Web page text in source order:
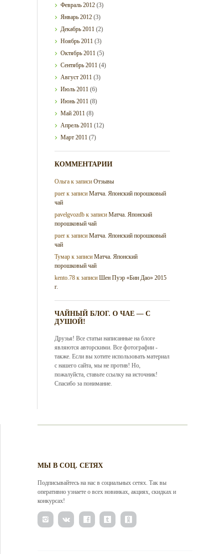
Февраль2012 (3)
Январь2012 (3)
Декабрь2011 (2)
Ноябрь2011 (3)
Октябрь2011 (5)
Сентябрь2011 (4)
Август2011 (3)
Июль2011 (6)
Июнь2011 (8)
Май2011 (8)
Апрель2011 (12)
Март2011 (7)
КОММЕНТАРИИ
Ольга к записиОтзывы
puer к записиМатча. Японский порошковый
чай
pavelgvozdb к записиМатча. Японский
порошковый чай
puer к записиМатча. Японский порошковый
чай
Тумар к записиМатча. Японский
порошковый чай
kento.78 к записиШен Пуэр «Бин Дао» 2015
г.
ЧАЙНЫЙ БЛОГ. О ЧАЕ — С
ДУШОЙ!
Друзья! Все статьи написанные на блоге
являются авторскими. Все фотографии -
также. Если вы хотите использовать материал
с нашего сайта, мы не против! Но,
пожалуйста, ставьте ссылку на источник!
Спасибо за понимание.
МЫ В СОЦ. СЕТЯХ
Подписывайтесь на нас в социальных сетях. Так вы
оперативно узнаете о всех новинках, акциях, скидках и
конкурсах!